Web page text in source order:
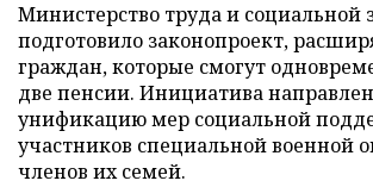
Министерство труда и социальной
подготовило законопроект,
граждан, которые смогут
две пенсии. Инициатива
унификацию мер социальной
участников специальной военной
членов их семей.